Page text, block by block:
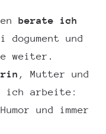
berate ich
dogument und
weiter.
, Mutter und
ich arbeite:
und immer